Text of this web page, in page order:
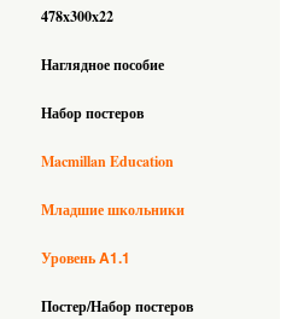
478x300x22
Наглядное пособие
Набор постеров
Macmillan Education
Младшие школьники
УровеньA1.1
Постер/Набор постеров